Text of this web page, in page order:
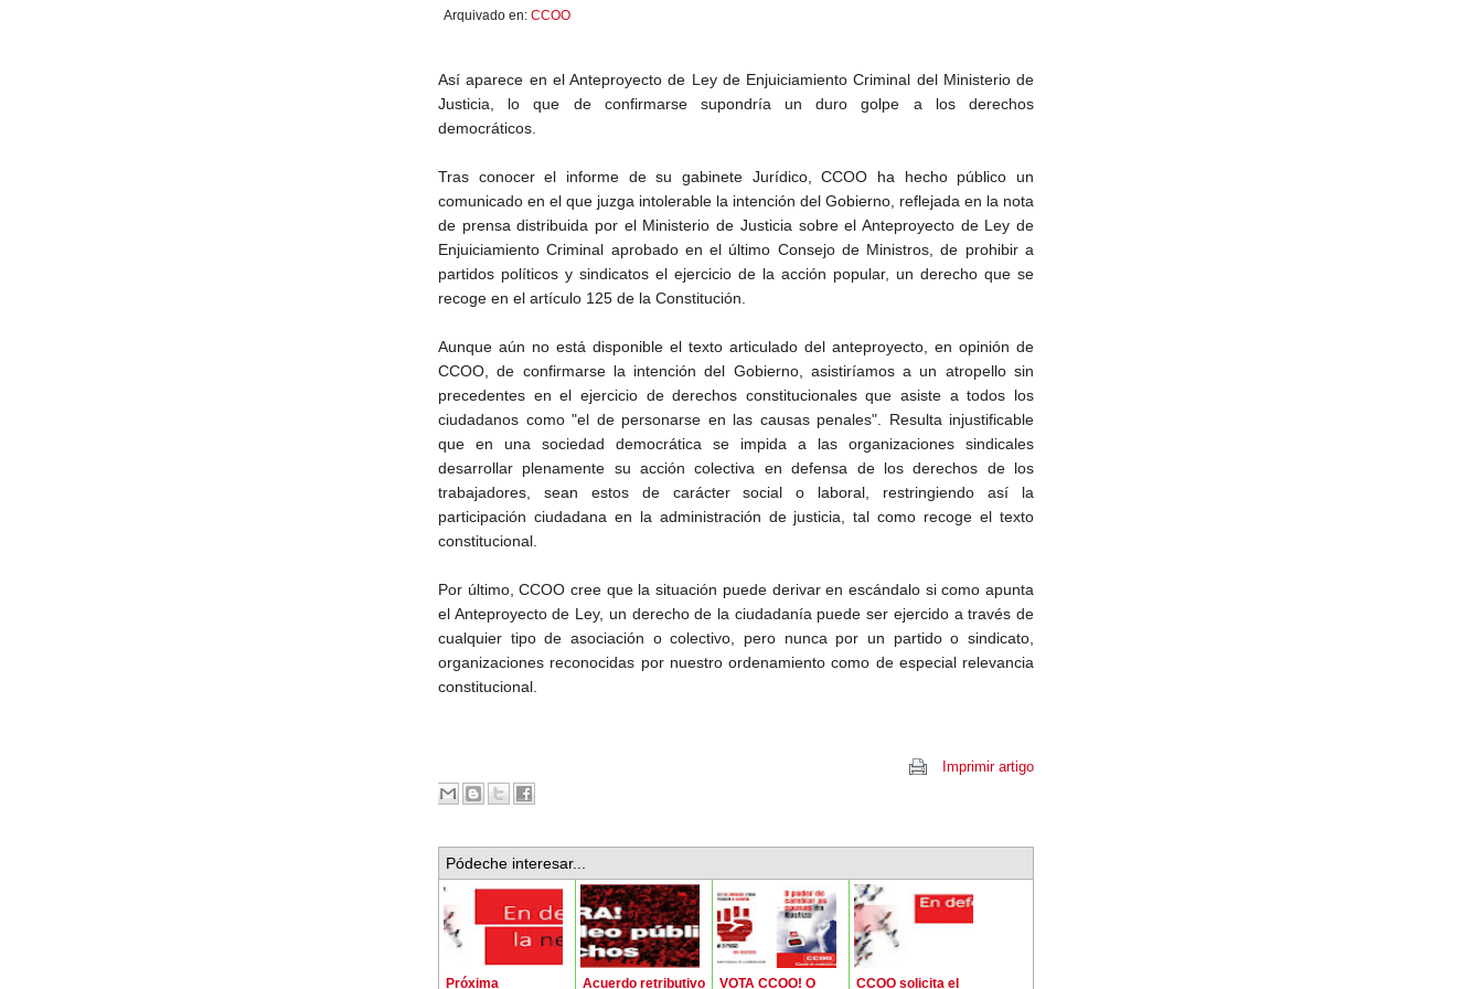
Arquivado en: CCOO
Así aparece en el Anteproyecto de Ley de Enjuiciamiento Criminal del Ministerio de
Justicia, lo que de confirmarse supondría un duro golpe a los derechos
democráticos.
Tras conocer el informe de su gabinete Jurídico, CCOO ha hecho público un
comunicado en el que juzga intolerable la intención del Gobierno, reflejada en la nota
de prensa distribuida por el Ministerio de Justicia sobre el Anteproyecto de Ley de
Enjuiciamiento Criminal aprobado en el último Consejo de Ministros, de prohibir a
partidos políticos y sindicatos el ejercicio de la acción popular, un derecho que se
recoge en el artículo 125 de la Constitución.
Aunque aún no está disponible el texto articulado del anteproyecto, en opinión de
CCOO, de confirmarse la intención del Gobierno, asistiríamos a un atropello sin
precedentes en el ejercicio de derechos constitucionales que asiste a todos los
ciudadanos como "el de personarse en las causas penales". Resulta injustificable
que en una sociedad democrática se impida a las organizaciones sindicales
desarrollar plenamente su acción colectiva en defensa de los derechos de los
trabajadores, sean estos de carácter social o laboral, restringiendo así la
participación ciudadana en la administración de justicia, tal como recoge el texto
constitucional.
Por último, CCOO cree que la situación puede derivar en escándalo si como apunta
el Anteproyecto de Ley, un derecho de la ciudadanía puede ser ejercido a través de
cualquier tipo de asociación o colectivo, pero nunca por un partido o sindicato,
organizaciones reconocidas por nuestro ordenamiento como de especial relevancia
constitucional.
Imprimir artigo
Pódeche interesar...
Próxima Acuerdo retributivo VOTA CCOO! O CCOO solicita el